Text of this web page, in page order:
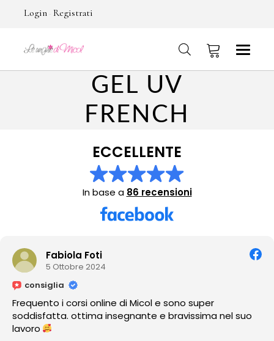
Login Registrati
GEL UV
FRENCH
ECCELLENTE
In base a 86 recensioni
Fabiola Foti
5 Ottobre 2024
consiglia
Frequento i corsi online di Micol e sono super
soddisfatta. ottima insegnante e bravissima nel suo
lavoro